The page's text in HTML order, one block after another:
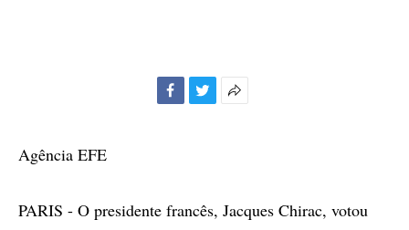
Agência EFE
PARIS - O presidente francês, Jacques Chirac, votou